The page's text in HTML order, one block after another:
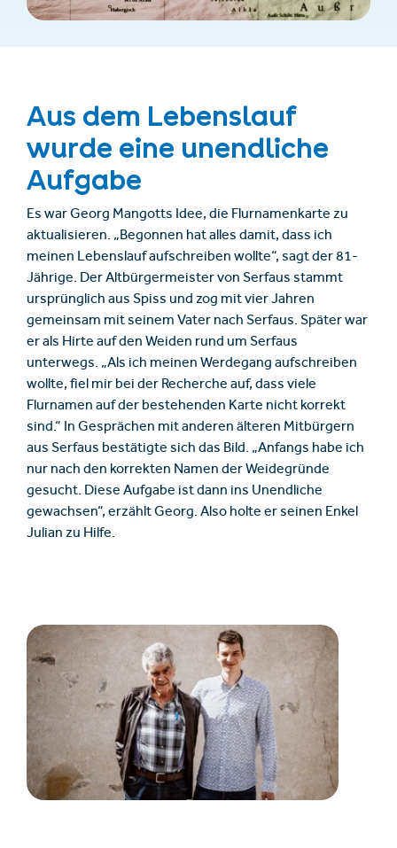
Aus dem Lebenslauf
wurde eine unendliche
Aufgabe
Es war Georg Mangotts Idee, die Flurnamenkarte zu
aktualisieren. „Begonnen hat alles damit, dass ich
meinen Lebenslauf aufschreiben wollte“, sagt der 81-
Jährige. Der Altbürgermeister von Serfaus stammt
ursprünglich aus Spiss und zog mit vier Jahren
gemeinsam mit seinem Vater nach Serfaus. Später war
er als Hirte auf den Weiden rund um Serfaus
unterwegs. „Als ich meinen Werdegang aufschreiben
wollte, fiel mir bei der Recherche auf, dass viele
Flurnamen auf der bestehenden Karte nicht korrekt
sind.“ In Gesprächen mit anderen älteren Mitbürgern
aus Serfaus bestätigte sich das Bild. „Anfangs habe ich
nur nach den korrekten Namen der Weidegründe
gesucht. Diese Aufgabe ist dann ins Unendliche
gewachsen“, erzählt Georg. Also holte er seinen Enkel
Julian zu Hilfe.